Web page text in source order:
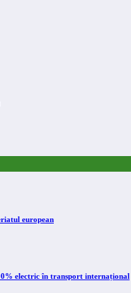
european
electric în transport internațional